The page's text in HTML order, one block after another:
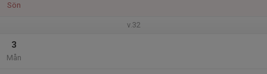
Sön
v.32
3
Mån